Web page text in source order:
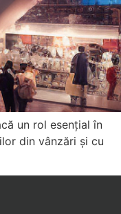
un rol esențial în
din vânzări și cu